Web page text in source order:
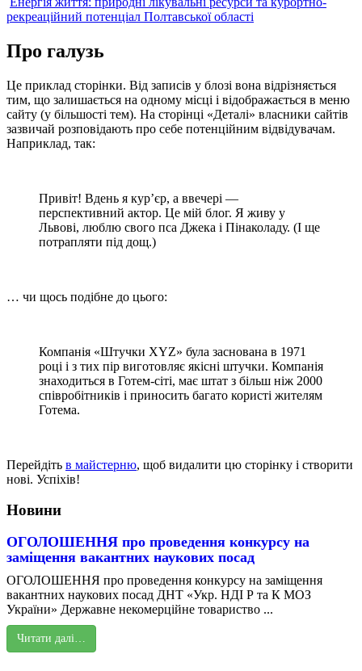
рекреаційний потенціал Полтавської області
Про галузь
Це приклад сторінки. Від записів у блозі вона відрізняється
тим, що залишається на одному місці і відображається в меню
сайту (у більшості тем). На сторінці «Деталі» власники сайтів
зазвичай розповідають про себе потенційним відвідувачам.
Наприклад, так:
Привіт! Вдень я кур’єр, а ввечері —
перспективний актор. Це мій блог. Я живу у
Львові, люблю свого пса Джека і Пінаколаду. (І ще
потрапляти під дощ.)
… чи щось подібне до цього:
Компанія «Штучки XYZ» була заснована в 1971
році і з тих пір виготовляє якісні штучки. Компанія
знаходиться в Готем-сіті, має штат з більш ніж 2000
співробітників і приносить багато користі жителям
Готема.
Перейдіть в майстерню, щоб видалити цю сторінку і створити
нові. Успіхів!
Новини
ОГОЛОШЕННЯ про проведення конкурсу на
заміщення вакантних наукових посад
ОГОЛОШЕННЯ про проведення конкурсу на заміщення
вакантних наукових посад ДНТ «Укр. НДІ Р та К МОЗ
України» Державне некомерційне товариство ...
Читати далі…